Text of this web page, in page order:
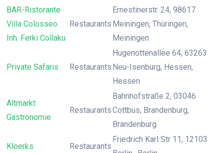
BAR-Ristorante
Villa Colosseo
Inh. Ferki Collaku
Restaurants
Ernestinerstr. 24, 98617
Meiningen, Thüringen,
Meiningen
Private Safaris Restaurants
Hugenottenallee 64, 63263
Neu-Isenburg, Hessen,
Hessen
Altmarkt
Gastronomie
Restaurants
Bahnhofstraße 2, 03046
Cottbus, Brandenburg,
Brandenburg
Kloerks Restaurants
Friedrich Karl Str 11, 12103